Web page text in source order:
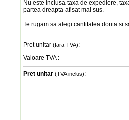
Nu este inclusa taxa de expediere,
partea dreapta afisat mai sus.
Te rugam sa alegi cantitatea dorita si
Pret unitar (fara TVA):
Valoare TVA :
Pret unitar (TVA inclus):